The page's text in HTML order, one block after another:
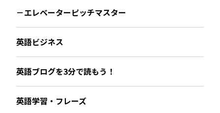
－エレベーターピッチマスター
英語ビジネス
英語ブログを3分で読もう！
英語学習・フレーズ